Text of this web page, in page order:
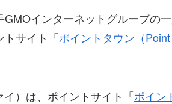
インターネットグループの
トサイト「ポイントタウン（Point
）は、ポイントサイト「ポイン